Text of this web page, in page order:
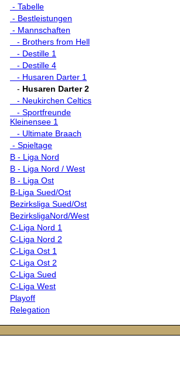
- Tabelle
- Bestleistungen
- Mannschaften
- Brothers from Hell
- Destille 1
- Destille 4
- Husaren Darter 1
- Husaren Darter 2
- Neukirchen Celtics
- Sportfreunde
Kleinensee 1
- Ultimate Braach
- Spieltage
B - Liga Nord
B - Liga Nord / West
B - Liga Ost
B-Liga Sued/Ost
Bezirksliga Sued/Ost
BezirksligaNord/West
C-Liga Nord 1
C-Liga Nord 2
C-Liga Ost 1
C-Liga Ost 2
C-Liga Sued
C-Liga West
Playoff
Relegation